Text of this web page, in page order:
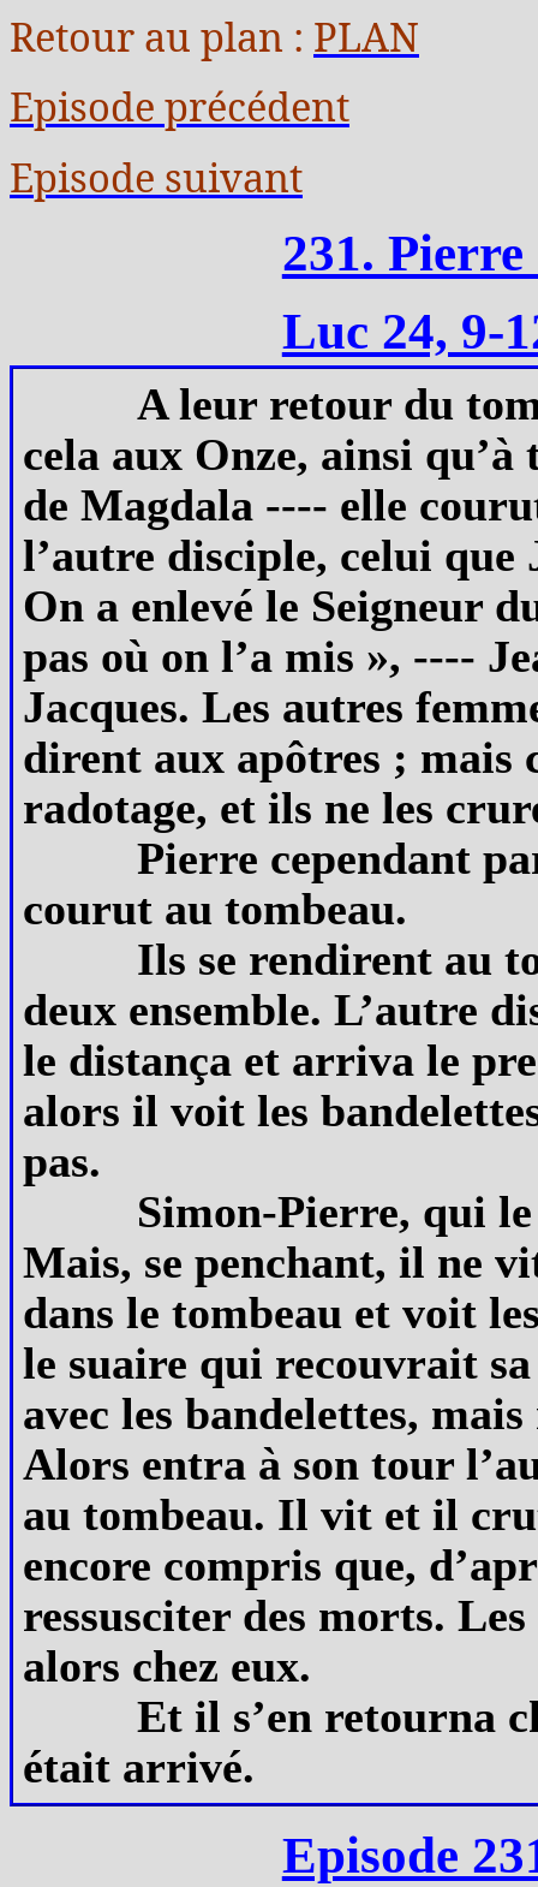
Retour au plan : PLAN
Episode précédent
Episode suivant
231.
Luc 24, 9-
A leur retour du
cela aux Onze, ainsi
de Magdala ---- elle
l’autre disciple, celui
On a enlevé le Seigneur
pas où on l’a mis », ----
Jacques. Les autres
dirent aux apôtres ; mais
radotage, et ils ne les
Pierre cependant
courut au tombeau.
Ils se rendirent au
deux ensemble. L’autre
le distança et arriva le
alors il voit les
pas.
Simon-Pierre, qui
Mais, se penchant, il ne
dans le tombeau et voit
le suaire qui recouvrait
avec les bandelettes,
Alors entra à son tour
au tombeau. Il vit et il
encore compris que,
ressusciter des morts.
alors chez eux.
Et il s’en retourna
était arrivé.
Episode